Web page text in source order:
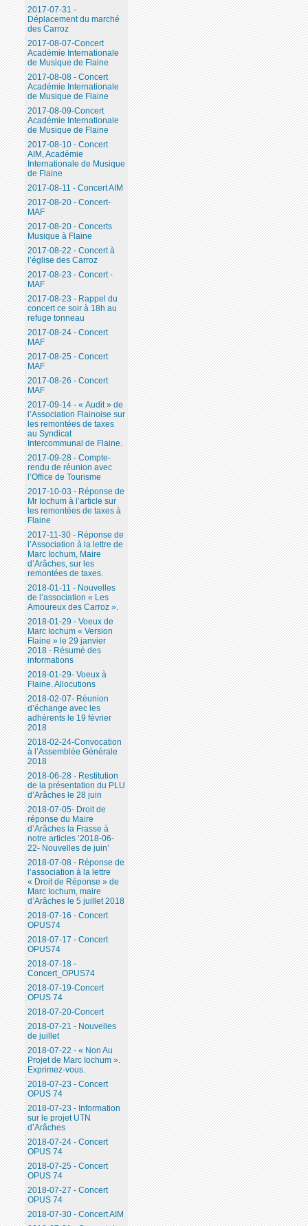
2017-07-31 -
Déplacement du marché
des Carroz
2017-08-07-Concert
Académie Internationale
de Musique de Flaine
2017-08-08 - Concert
Académie Internationale
de Musique de Flaine
2017-08-09-Concert
Académie Internationale
de Musique de Flaine
2017-08-10 - Concert
AIM, Académie
Internationale de Musique
de Flaine
2017-08-11 - Concert AIM
2017-08-20 - Concert-
MAF
2017-08-20 - Concerts
Musique à Flaine
2017-08-22 - Concert à
l’église des Carroz
2017-08-23 - Concert -
MAF
2017-08-23 - Rappel du
concert ce soir à 18h au
refuge tonneau
2017-08-24 - Concert
MAF
2017-08-25 - Concert
MAF
2017-08-26 - Concert
MAF
2017-09-14 - « Audit » de
l’Association Flainoise sur
les remontées de taxes
au Syndicat
Intercommunal de Flaine.
2017-09-28 - Compte-
rendu de réunion avec
l’Office de Tourisme
2017-10-03 - Réponse de
Mr Iochum à l’article sur
les remontées de taxes à
Flaine
2017-11-30 - Réponse de
l’Association à la lettre de
Marc Iochum, Maire
d’Arâches, sur les
remontées de taxes.
2018-01-11 - Nouvelles
de l’association « Les
Amoureux des Carroz ».
2018-01-29 - Voeux de
Marc Iochum « Version
Flaine » le 29 janvier
2018 - Résumé des
informations
2018-01-29- Voeux à
Flaine. Allocutions
2018-02-07- Réunion
d’échange avec les
adhérents le 19 février
2018
2018-02-24-Convocation
à l’Assemblée Générale
2018
2018-06-28 - Restitution
de la présentation du PLU
d’Arâches le 28 juin
2018-07-05- Droit de
réponse du Maire
d’Arâches la Frasse à
notre articles ’2018-06-
22- Nouvelles de juin’
2018-07-08 - Réponse de
l’association à la lettre
« Droit de Réponse » de
Marc Iochum, maire
d’Arâches le 5 juillet 2018
2018-07-16 - Concert
OPUS74
2018-07-17 - Concert
OPUS74
2018-07-18 -
Concert_OPUS74
2018-07-19-Concert
OPUS 74
2018-07-20-Concert
2018-07-21 - Nouvelles
de juillet
2018-07-22 - « Non Au
Projet de Marc Iochum ».
Exprimez-vous.
2018-07-23 - Concert
OPUS 74
2018-07-23 - Information
sur le projet UTN
d’Arâches
2018-07-24 - Concert
OPUS 74
2018-07-25 - Concert
OPUS 74
2018-07-27 - Concert
OPUS 74
2018-07-30 - Concert AIM